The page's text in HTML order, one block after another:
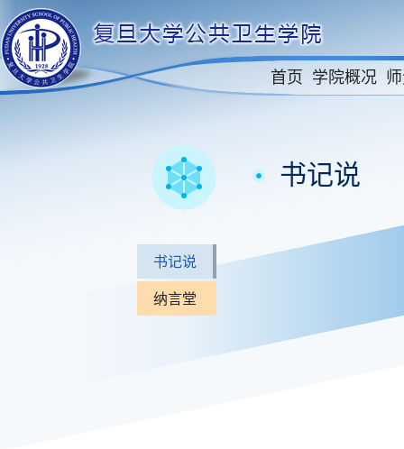
首页 学院概况
书记说
纳言堂
书记说